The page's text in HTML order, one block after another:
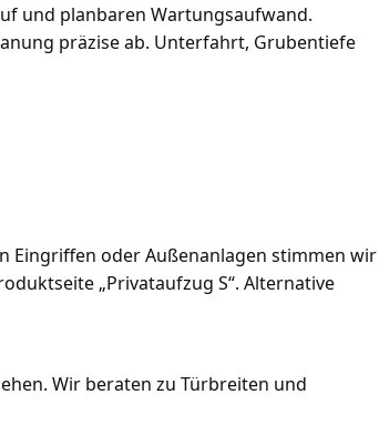
und planbaren Wartungsaufwand.
präzise ab. Unterfahrt, Grubentiefe
Eingriffen oder Außenanlagen stimmen wir
„Privataufzug S“. Alternative
Wir beraten zu Türbreiten und